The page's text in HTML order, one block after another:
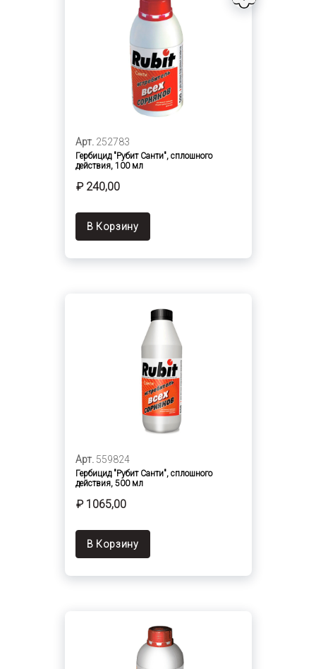
Арт. 252783
Гербицид "Рубит Санти", сплошного
действия, 100 мл
₽ 240,00
В Корзину
Арт. 559824
Гербицид "Рубит Санти", сплошного
действия, 500 мл
₽ 1065,00
В Корзину